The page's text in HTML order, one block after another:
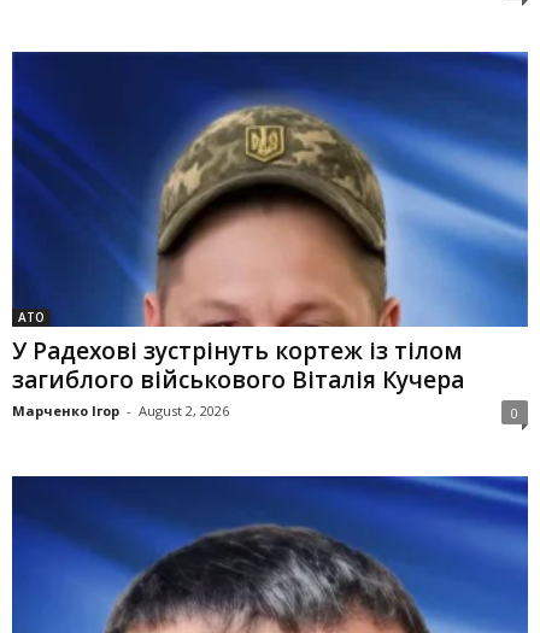
АТО
У Радехові зустрінуть кортеж із тілом
загиблого військового Віталія Кучера
Марченко Ігор - August 2, 2026 0